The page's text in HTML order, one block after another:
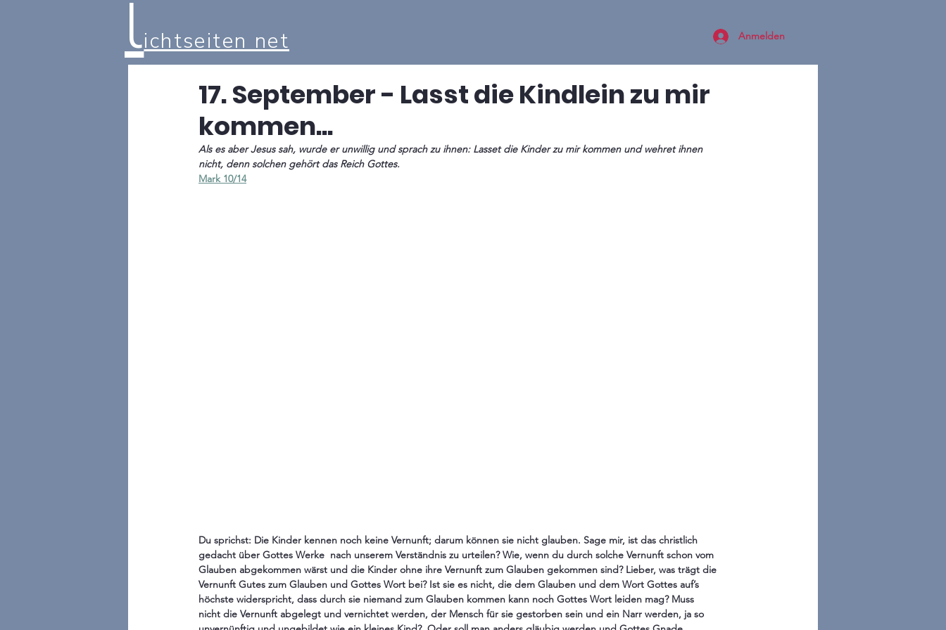
lichtseiten net Anmelden
17. September - Lasst die Kindlein zu mir
kommen...
Als es aber Jesus sah, wurde er unwillig und sprach zu ihnen: Lasset die Kinder zu mir kommen und wehret ihnen
nicht, denn solchen gehört das Reich Gottes.
Mark 10/14
Du sprichst: Die Kinder kennen noch keine Vernunft; darum können sie nicht glauben. Sage mir, ist das christlich
gedacht über Gottes Werke  nach unserem Verständnis zu urteilen? Wie, wenn du durch solche Vernunft schon vom
Glauben abgekommen wärst und die Kinder ohne ihre Vernunft zum Glauben gekommen sind? Lieber, was trägt die
Vernunft Gutes zum Glauben und Gottes Wort bei? Ist sie es nicht, die dem Glauben und dem Wort Gottes auf’s
höchste widerspricht, dass durch sie niemand zum Glauben kommen kann noch Gottes Wort leiden mag? Muss
nicht die Vernunft abgelegt und vernichtet werden, der Mensch für sie gestorben sein und ein Narr werden, ja so